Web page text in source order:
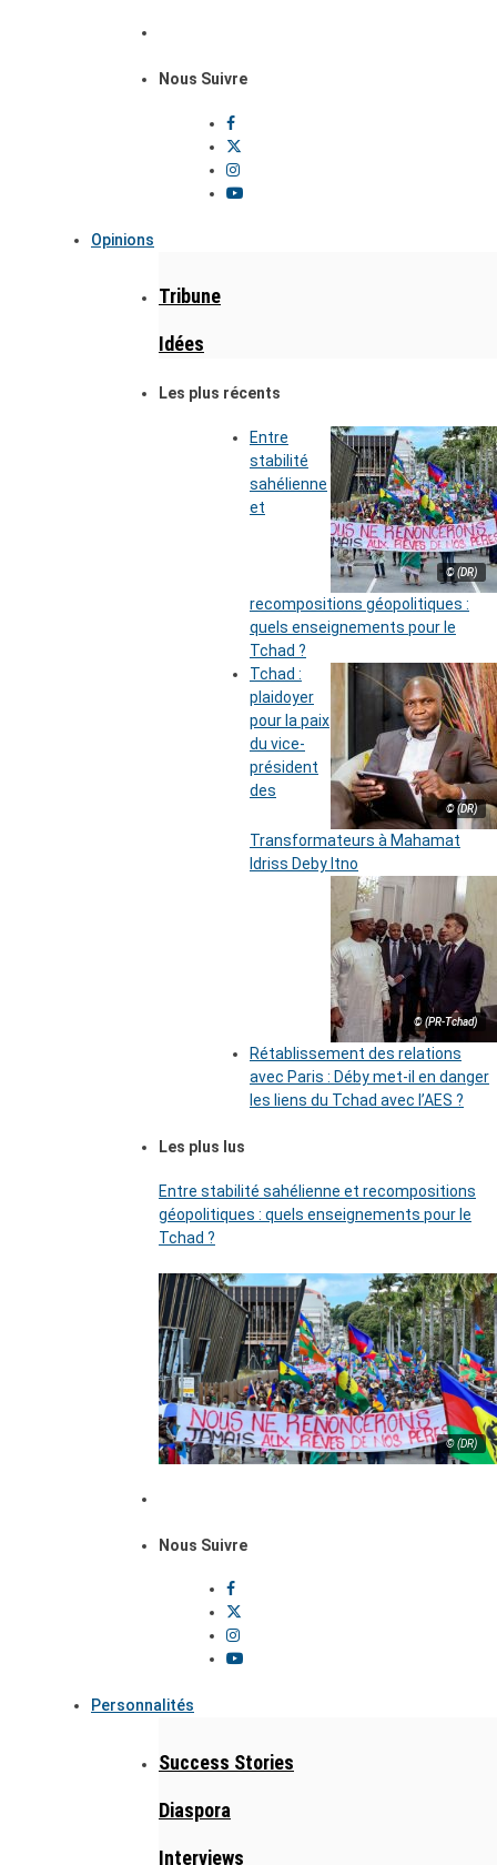
Nous Suivre
Opinions
Tribune
Idées
Les plus récents
© (DR)
Entre
stabilité
sahélienne
et
recompositions géopolitiques :
quels enseignements pour le
Tchad ?
© (DR)
Tchad :
plaidoyer
pour la paix
du vice-
président
des
Transformateurs à Mahamat
Idriss Deby Itno
© (PR-Tchad)
Rétablissement des relations
avec Paris : Déby met-il en danger
les liens du Tchad avec l’AES ?
Les plus lus
Entre stabilité sahélienne et recompositions
géopolitiques : quels enseignements pour le
Tchad ?
© (DR)
Nous Suivre
Personnalités
Success Stories
Diaspora
Interviews